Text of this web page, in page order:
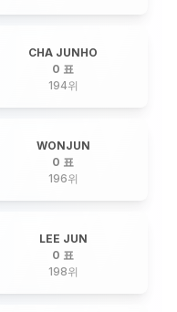
CHA JUNHO
0 표
194위
WONJUN
0 표
196위
LEE JUN
0 표
198위